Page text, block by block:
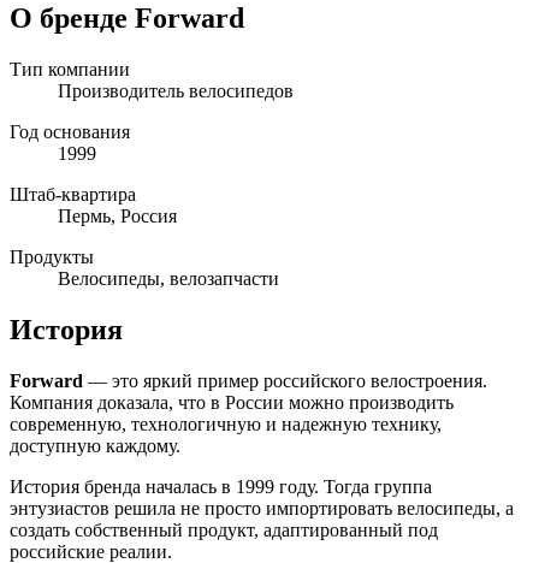
О бренде Forward
Тип компании
Производитель велосипедов
Год основания
1999
Штаб-квартира
Пермь, Россия
Продукты
Велосипеды, велозапчасти
История
Forward — это яркий пример российского велостроения.
Компания доказала, что в России можно производить
современную, технологичную и надежную технику,
доступную каждому.
История бренда началась в 1999 году. Тогда группа
энтузиастов решила не просто импортировать велосипеды, а
создать собственный продукт, адаптированный под
российские реалии.